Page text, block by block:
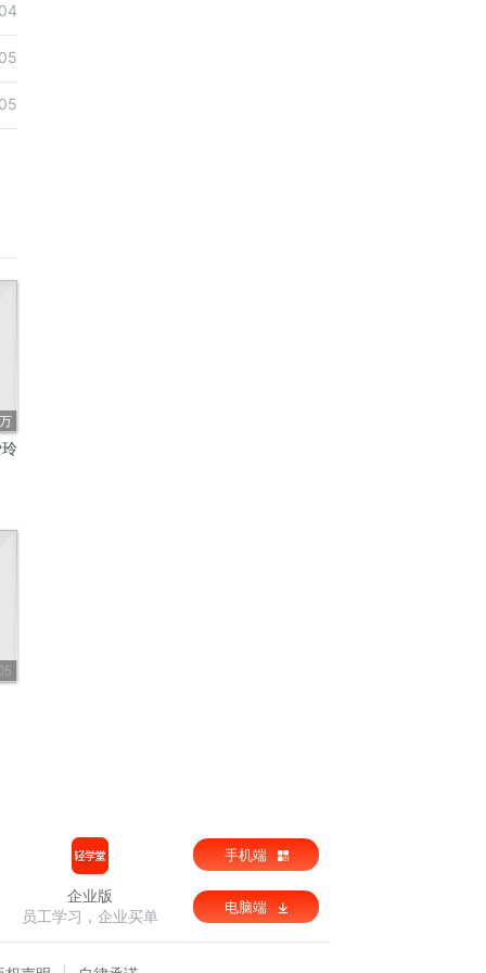
企业版
员工学习，企业买单
手机端
电脑端